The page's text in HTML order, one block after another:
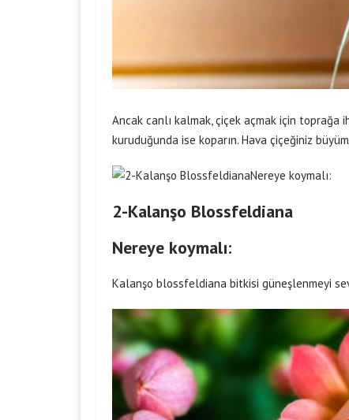
Ancak canlı kalmak, çiçek açmak için toprağa
kuruduğunda ise koparın. Hava çiçeğiniz
2-Kalanşo Blossfeldiana
Nereye koymalı:
Kalanşo blossfeldiana bitkisi güneşlenmeyi